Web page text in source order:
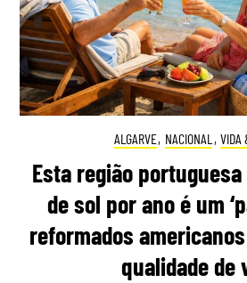
ALGARVE, NACIONAL , VIDA
Esta região
de sol por ano é um
reformados americanos
qualidade de